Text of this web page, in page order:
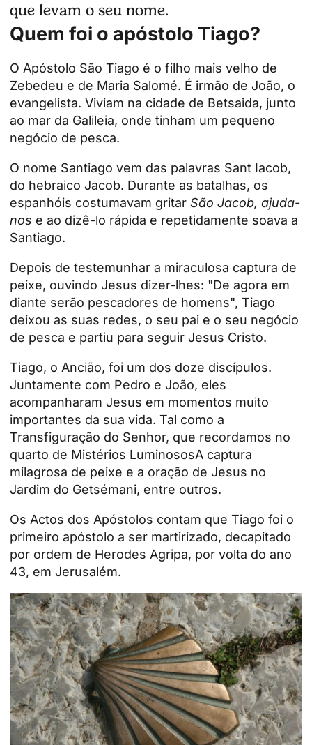
que levam o seu nome.
Quem foi o apóstolo Tiago?
O Apóstolo São Tiago é o filho mais velho de
Zebedeu e de Maria Salomé. É irmão de João, o
evangelista. Viviam na cidade de Betsaida, junto
ao mar da Galileia, onde tinham um pequeno
negócio de pesca.
O nome Santiago vem das palavras Sant Iacob,
do hebraico Jacob. Durante as batalhas, os
espanhóis costumavam gritar São Jacob, ajuda-
nos e ao dizê-lo rápida e repetidamente soava a
Santiago.
Depois de testemunhar a miraculosa captura de
peixe, ouvindo Jesus dizer-lhes: "De agora em
diante serão pescadores de homens", Tiago
deixou as suas redes, o seu pai e o seu negócio
de pesca e partiu para seguir Jesus Cristo.
Tiago, o Ancião, foi um dos doze discípulos.
Juntamente com Pedro e João, eles
acompanharam Jesus em momentos muito
importantes da sua vida. Tal como a
Transfiguração do Senhor, que recordamos no
quarto de Mistérios LuminososA captura
milagrosa de peixe e a oração de Jesus no
Jardim do Getsémani, entre outros.
Os Actos dos Apóstolos contam que Tiago foi o
primeiro apóstolo a ser martirizado, decapitado
por ordem de Herodes Agripa, por volta do ano
43, em Jerusalém.